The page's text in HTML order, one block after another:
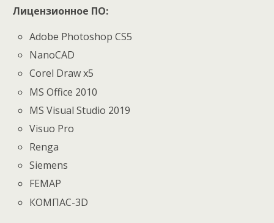
Лицензионное ПО:
Adobe Photoshop CS5
NanoCAD
Corel Draw x5
MS Office 2010
MS Visual Studio 2019
Visuo Pro
Renga
Siemens
FEMAP
КОМПАС-3D